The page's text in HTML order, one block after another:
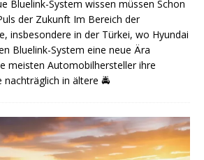
Bluelink-System wissen müssen Schon
der Zukunft Im Bereich der
insbesondere in der Türkei, wo Hyundai
Bluelink-System eine neue Ära
meisten Automobilhersteller ihre
in ältere 🚔